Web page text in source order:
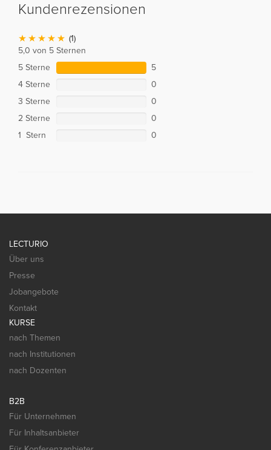
Kundenrezensionen
(1)
5,0 von 5 Sternen
5 Sterne
5
4 Sterne
0
3 Sterne
0
2 Sterne
0
1 Stern
0
LECTURIO
Über uns
Presse
Jobangebote
Kontakt
KURSE
nach Themen
nach Institutionen
nach Dozenten
B2B
Für Unternehmen
Für Inhaltsanbieter